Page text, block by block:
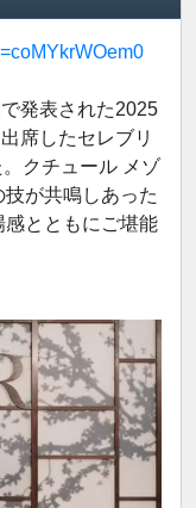
発表された2025
席したセレブリ
クチュール メゾ
が共鳴しあった
感とともにご堪能